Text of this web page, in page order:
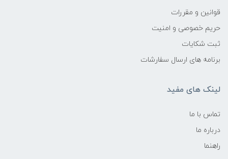
قوانین و مقررات
حریم خصوصی و امنیت
ثبت شکایات
برنامه های ارسال سفارشات
لینک های مفید
تماس با ما
درباره ما
راهنما